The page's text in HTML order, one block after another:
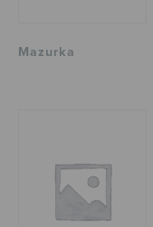
Mazurka